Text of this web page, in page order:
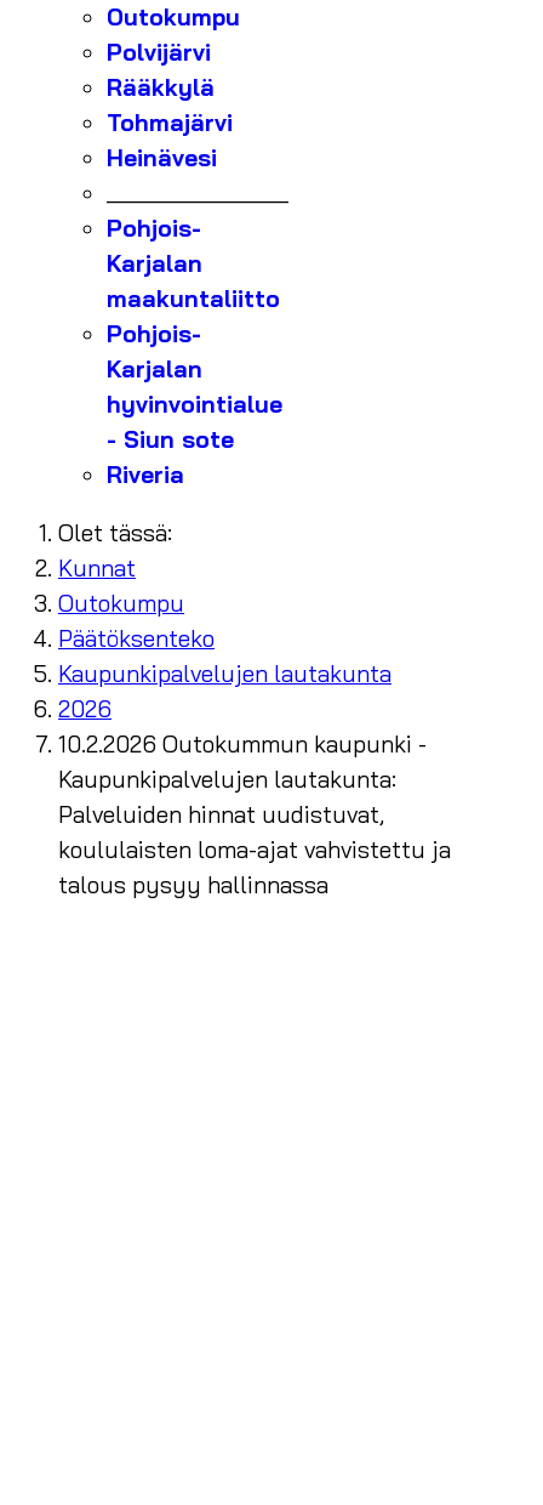
Outokumpu
Polvijärvi
Rääkkylä
Tohmajärvi
Heinävesi
Pohjois-
Karjalan
maakuntaliitto
Pohjois-
Karjalan
hyvinvointialue
- Siun sote
Riveria
Olet tässä:
Kunnat
Outokumpu
Päätöksenteko
Kaupunkipalvelujen lautakunta
2026
10.2.2026 Outokummun kaupunki -
Kaupunkipalvelujen lautakunta:
Palveluiden hinnat uudistuvat,
koululaisten loma-ajat vahvistettu ja
talous pysyy hallinnassa